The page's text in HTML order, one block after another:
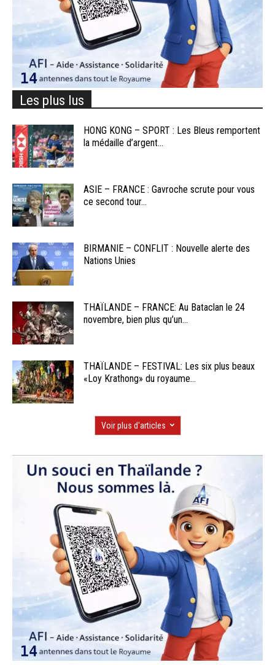
Les plus lus
HONG KONG – SPORT : Les Bleus remportent
la médaille d’argent...
ASIE – FRANCE : Gavroche scrute pour vous
ce second tour...
BIRMANIE – CONFLIT : Nouvelle alerte des
Nations Unies
THAÏLANDE – FRANCE: Au Bataclan le 24
novembre, bien plus qu’un...
THAÏLANDE – FESTIVAL: Les six plus beaux
«Loy Krathong» du royaume...
Voir plus d'articles